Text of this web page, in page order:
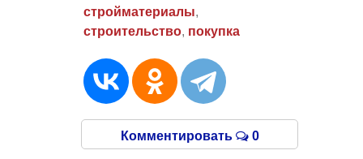
стройматериалы,
строительство, покупка
Комментировать 0